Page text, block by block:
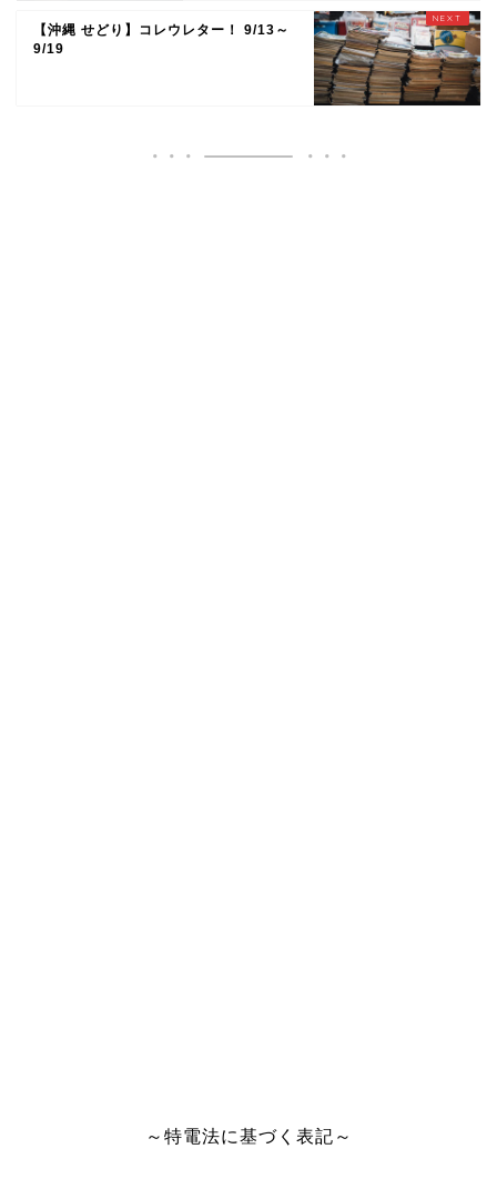
【沖縄 せどり】コレウレター！ 9/13～
9/19
～特電法に基づく表記～